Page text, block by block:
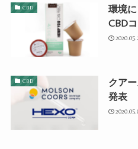
CBD
環境
CBD
CBD
クア
発表